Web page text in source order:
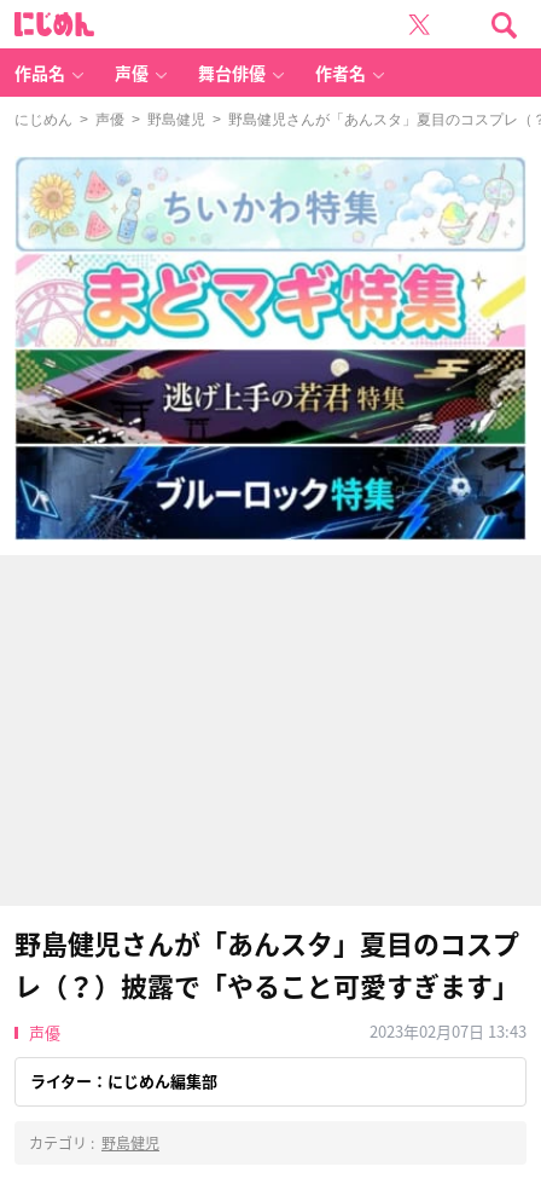
作品名 声優 舞台俳優 作者名
にじめん > 声優 > 野島健児 > 野島健児さんが「あんスタ」夏目のコスプレ（
野島健児さんが「あんスタ」夏目のコスプ
レ（？）披露で「やること可愛すぎます」
声優 2023年02月07日 13:43
ライター：にじめん編集部
カテゴリ : 野島健児